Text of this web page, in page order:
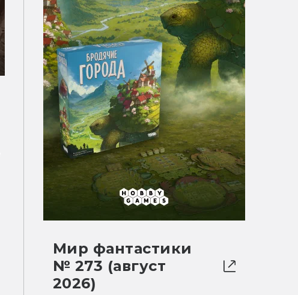
Мир фантастики
№ 273 (август
2026)